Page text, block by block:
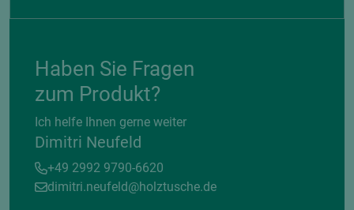
Haben Sie Fragen
zum Produkt?
Ich helfe Ihnen gerne weiter
Dimitri Neufeld
+49 2992 9790-6620
dimitri.neufeld@holztusche.de